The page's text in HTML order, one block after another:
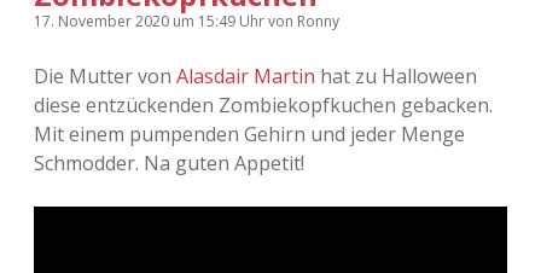
17. November 2020 um 15:49 Uhrvon Ronny
Die Mutter von Alasdair Martin hat zu Halloween
diese entzückenden Zombiekopfkuchen gebacken.
Mit einem pumpenden Gehirn und jeder Menge
Schmodder. Na guten Appetit!